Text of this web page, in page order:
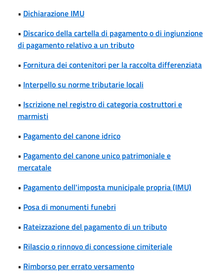
• Dichiarazione IMU
• Discarico della cartella di pagamento o di ingiunzione
di pagamento relativo a un tributo
• Fornitura dei contenitori per la raccolta differenziata
• Interpello su norme tributarie locali
• Iscrizione nel registro di categoria costruttori e
marmisti
• Pagamento del canone idrico
• Pagamento del canone unico patrimoniale e
mercatale
• Pagamento dell'imposta municipale propria (IMU)
• Posa di monumenti funebri
• Rateizzazione del pagamento di un tributo
• Rilascio o rinnovo di concessione cimiteriale
• Rimborso per errato versamento